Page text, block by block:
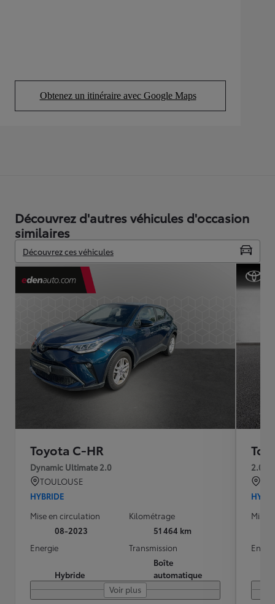
Obtenez un itinéraire avec Google Maps
(Opens in new tab)
Découvrez d'autres véhicules d'occasion
similaires
Découvrez ces véhicules
Toyota C-HR
Dynamic Ultimate 2.0
TOULOUSE
HYBRIDE
Mise en circulation
08-2023
Kilométrage
51 464 km
Energie
Hybride
Transmission
Boîte
automatique
Voir plus
2.0
Mise